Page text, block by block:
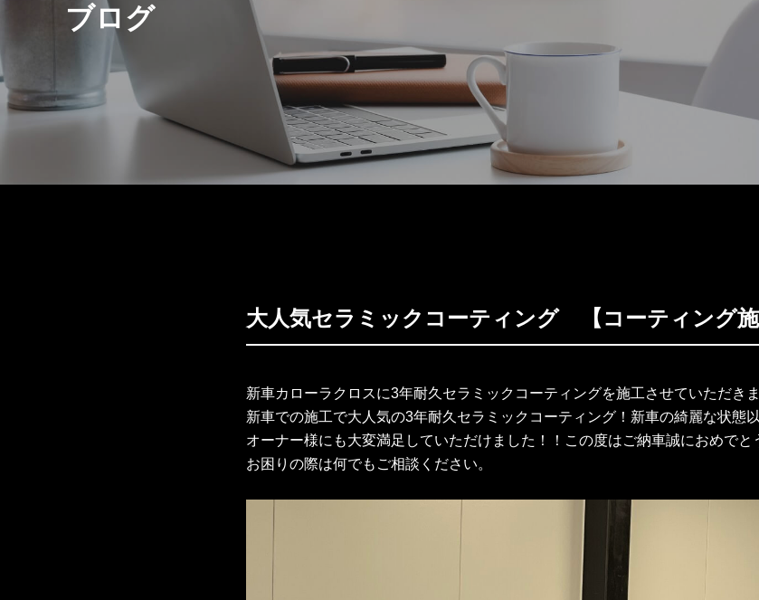
ブログ
大人気セラミックコーティング 【コーティング施
新車カローラクロスに3年耐久セラミックコーティングを施工させていただきま
新車での施工で大人気の3年耐久セラミックコーティング！新車の綺麗な状態
オーナー様にも大変満足していただけました！！この度はご納車誠におめでと
お困りの際は何でもご相談ください。